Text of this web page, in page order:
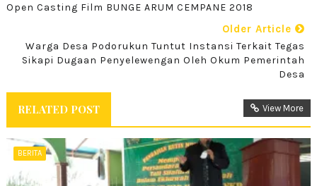
Open Casting Film BUNGE ARUM CEMPANE 2018
Older Article
Warga Desa Podorukun Tuntut Instansi Terkait Tegas
Sikapi Dugaan Penyelewengan Oleh Okum Pemerintah
Desa
RELATED POST View More
BERITA